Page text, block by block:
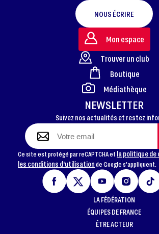
FOOTER
NOUS ÉCRIRE
NEWSLETTER
Suivez nos actualités et restez
Ce site est protégé par reCAPTCHA et la politique
les conditions d'utilisationde Google s'appliquent.
Mon espace
Trouver un club
Boutique
Médiathèque
LA FÉDÉRATION
ÉQUIPES DE FRANCE
ÊTRE ACTEUR